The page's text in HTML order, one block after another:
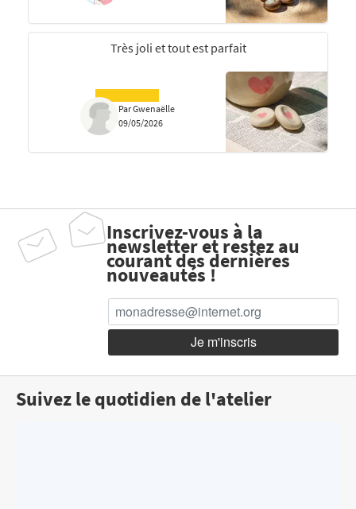
Très joli et tout est parfait
Par Gwenaëlle
09/05/2026
Inscrivez-vous à la
newsletter et restez au
courant des dernières
nouveautés !
Suivez le quotidien de l'atelier